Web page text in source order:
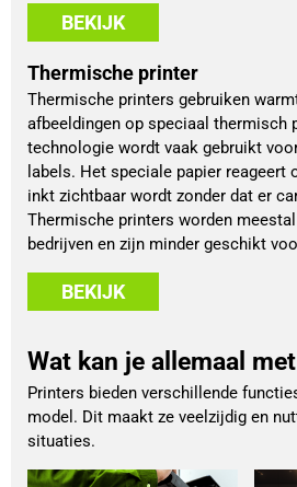
BEKIJK
Thermische printer
Thermische printers gebruiken
afbeeldingen op speciaal thermisch
technologie wordt vaak gebruikt
labels. Het speciale papier reageert
inkt zichtbaar wordt zonder dat er
Thermische printers worden
bedrijven en zijn minder geschikt
BEKIJK
Wat kan je allemaal
Printers bieden verschillende
model. Dit maakt ze veelzijdig en
situaties.